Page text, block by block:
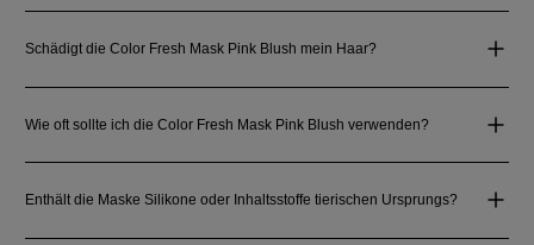
Schädigt die Color Fresh Mask Pink Blush mein Haar?
Wie oft sollte ich die Color Fresh Mask Pink Blush verwenden?
Enthält die Maske Silikone oder Inhaltsstoffe tierischen Ursprungs?